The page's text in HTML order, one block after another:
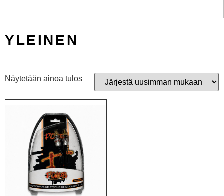
YLEINEN
Näytetään ainoa tulos